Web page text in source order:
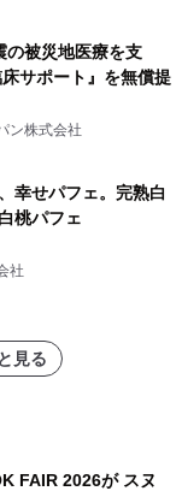
の被災地医療を支
サポート』を無償提
ン株式会社
幸せパフェ。完熟白
桃パフェ
社
見る
FAIR 2026が スヌ